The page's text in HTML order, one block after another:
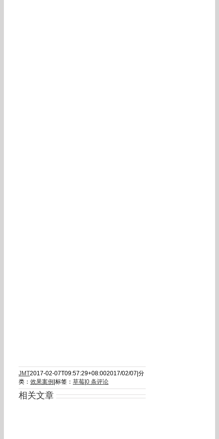
JMT2017-02-07T09:57:29+08:002017/02/07 分
类： 效果案例 标签： 草莓 0 条评论
相关文章